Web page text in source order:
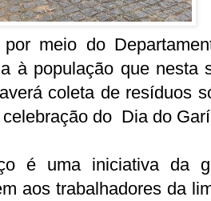
meio do
à população que nesta
coleta de resíduos
do Dia do
é uma iniciativa da
aos trabalhadores da